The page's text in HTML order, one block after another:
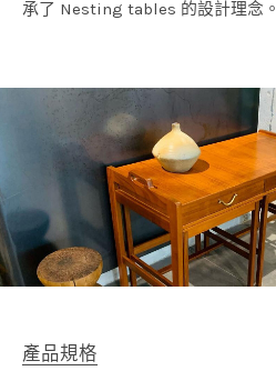
承了 Nesting tables 的設計理念。
產品規格